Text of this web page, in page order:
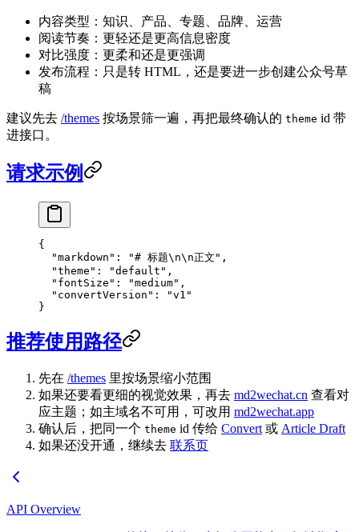
内容类型：知识、产品、专题、品牌、运营
阅读节奏：更轻还是更高信息密度
对比强度：更柔和还是更强调
发布流程：只是转 HTML，还是要进一步创建公众号草
稿
建议先去 /themes 按场景筛一遍，再把最终确认的 theme id 带
进接口。
请求示例
{
  "markdown"
: "# 标题\n\n正文" ,
  "theme"
: "default" ,
  "fontSize"
: "medium" ,
  "convertVersion"
:
"v1"
}
推荐使用路径
先在 /themes 里按场景缩小范围
如果还要看更细的视觉效果，再去 md2wechat.cn 查看对
应主题；如主域名不可用，可改用 md2wechat.app
确认后，把同一个 theme id 传给 Convert 或 Article Draft
如果还没开通，继续去 联系页
API Overview